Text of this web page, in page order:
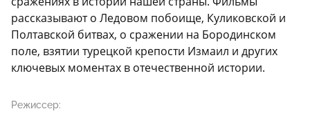
рассказывают о Ледовом побоище, Куликовской и
Полтавской битвах, о сражении на Бородинском
поле, взятии турецкой крепости Измаил и других
ключевых моментах в отечественной истории.
Режиссер: